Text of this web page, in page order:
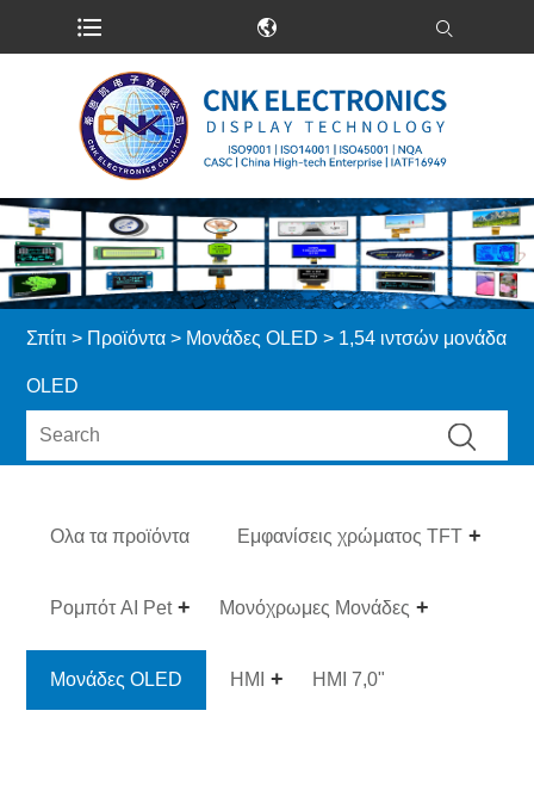
Σπίτι > Προϊόντα > Μονάδες OLED > 1,54 ιντσών μονάδα
OLED
Ολα τα προϊόντα Εμφανίσεις χρώματος TFT
Ρομπότ AI Pet Μονόχρωμες Μονάδες
Μονάδες OLED HMI HMI 7,0"